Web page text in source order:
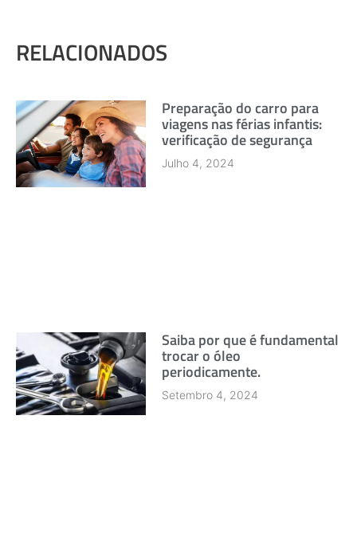
RELACIONADOS
Preparação do carro para
viagens nas férias infantis:
verificação de segurança
Julho 4, 2024
Saiba por que é fundamental
trocar o óleo
periodicamente.
Setembro 4, 2024